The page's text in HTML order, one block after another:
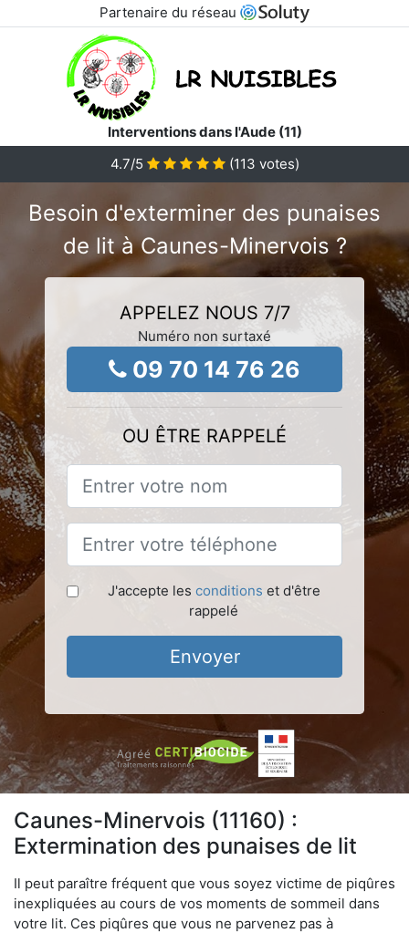
Partenaire du réseau
Interventions dans l'Aude (11)
4.7/5 (113 votes)
Besoin d'exterminer des punaises
de lit à Caunes-Minervois ?
APPELEZ NOUS 7/7
Numéro non surtaxé
09 70 14 76 26
OU ÊTRE RAPPELÉ
J'accepte les conditions et d'être
rappelé
Envoyer
Caunes-Minervois (11160) :
Extermination des punaises de lit
Il peut paraître fréquent que vous soyez victime de piqûres
inexpliquées au cours de vos moments de sommeil dans
votre lit. Ces piqûres que vous ne parvenez pas à